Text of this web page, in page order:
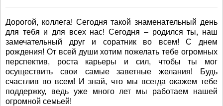
Дорогой, коллега! Сегодня такой знаменательный день
для тебя и для всех нас! Сегодня – родился ты, наш
замечательный друг и соратник во всем! С днем
рождения! От всей души хотим пожелать тебе огромных
перспектив, роста карьеры и сил, чтобы ты мог
осуществить свои самые заветные желания! Будь
счастлив во всем! И знай, что мы всегда окажем тебе
поддержку, ведь уже много лет мы работаем нашей
огромной семьей!